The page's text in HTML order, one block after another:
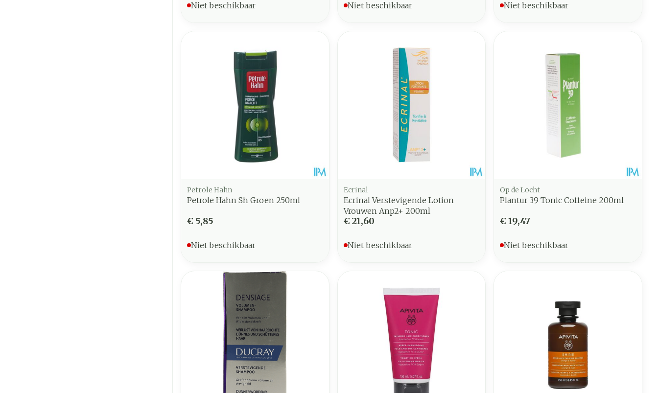
Niet beschikbaar Niet beschikbaar Niet beschikbaar
Petrole Hahn
Petrole Hahn Sh Groen 250ml
€ 5,85
Niet beschikbaar
Ecrinal
Ecrinal Verstevigende Lotion
Vrouwen Anp2+ 200ml
€ 21,60
Niet beschikbaar
Op de Locht
Plantur 39 Tonic Coffeine 200ml
€ 19,47
Niet beschikbaar